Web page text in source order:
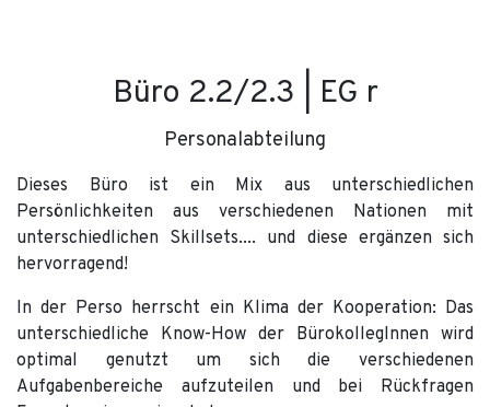
Büro 2.2/2.3 | EG r
Personalabteilung
Dieses Büro ist ein Mix aus unterschiedlichen
Persönlichkeiten aus verschiedenen Nationen mit
unterschiedlichen Skillsets.... und diese ergänzen sich
hervorragend!
In der Perso herrscht ein Klima der Kooperation: Das
unterschiedliche Know-How der BürokollegInnen wird
optimal genutzt um sich die verschiedenen
Aufgabenbereiche aufzuteilen und bei Rückfragen